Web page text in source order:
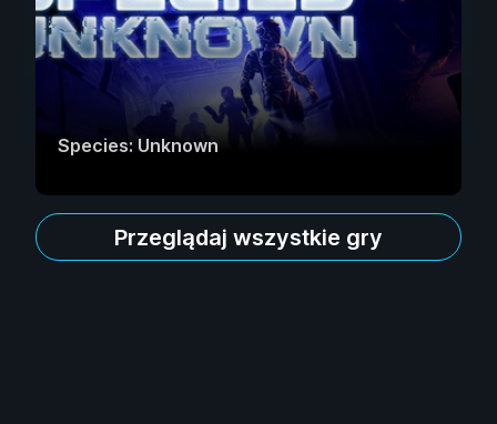
Species: Unknown
Przeglądaj wszystkie gry